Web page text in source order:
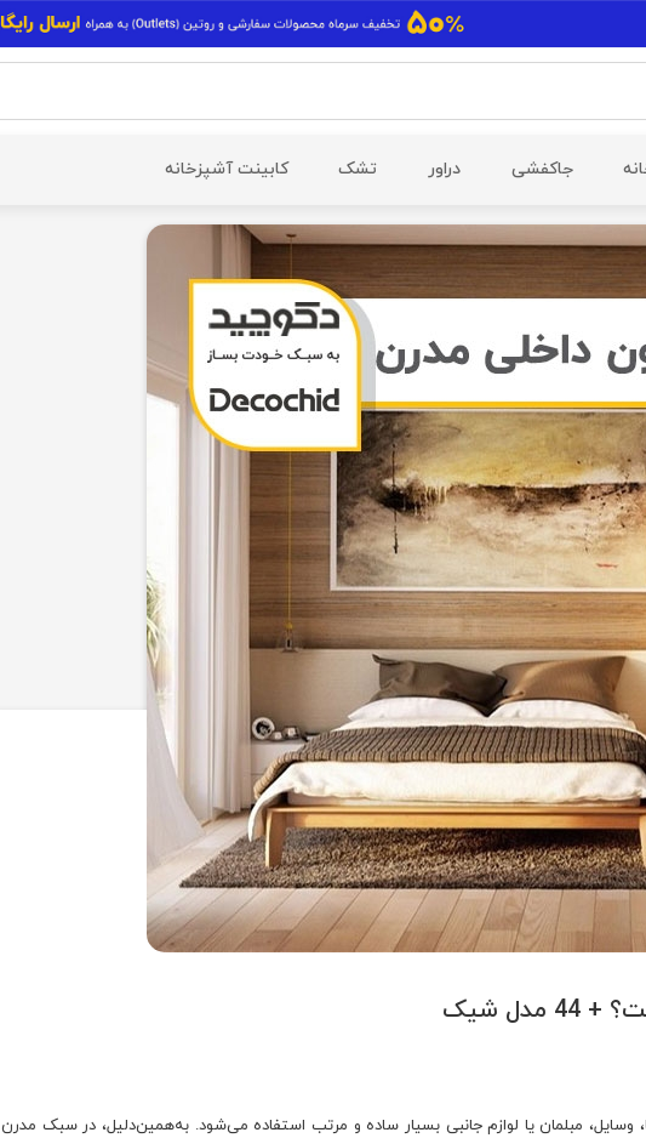
جاکفشی دراور تشک کابینت آشپزخانه
شیک
وسایل، مبلمان یا لوازم جانبی بسیار ساده و مرتب استفاده می‌شود. به‌همین‌دلیل، در سبک مدرن